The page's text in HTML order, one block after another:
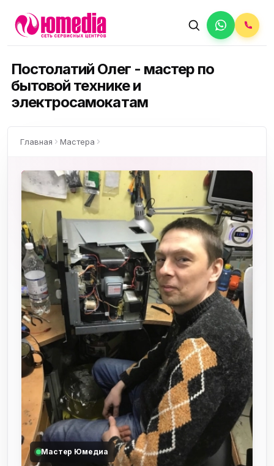
Постолатий Олег - мастер по
бытовой технике и
электросамокатам
Главная Мастера
Мастер Юмедиа